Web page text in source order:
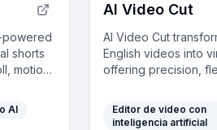
powered
shorts
motion
video
AI
AI Video Cut
AI Video Cut
English videos into
offering precision,
selection for content
across platforms.
Editor de video con
inteligencia artificial